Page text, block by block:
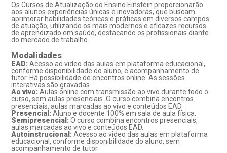
Os Cursos de Atualização do Ensino Einstein proporcionarão
aos alunos experiências únicas e inovadoras, que buscam
aprimorar habilidades teóricas e práticas em diversos campos
de atuação, utilizando os mais modernos e eficazes recursos
de aprendizado em saúde, destacando os profissionais diante
do mercado de trabalho.
Modalidades
EAD:Acesso ao video das aulas em plataforma educacional,
conforme disponibilidade do aluno, e acompanhamento de
tutor. Há possibilidade de encontros online. As sessões
interativas são gravadas.
Ao vivo: Aulas online com transmissão ao vivo durante todo o
curso, sem aulas presenciais. O curso combina encontros
presenciais, aulas marcadas ao vivo e conteúdos EAD.
Presencial:Aluno e docente 100% em sala de aula física.
Semipresencial:O curso combina encontros presenciais,
aulas marcadas ao vivo e conteúdos EAD.
Autoinstrucional:Acesso ao video das aulas em plataforma
educacional, conforme disponibilidade do aluno, sem
acompanhamento de tutor.